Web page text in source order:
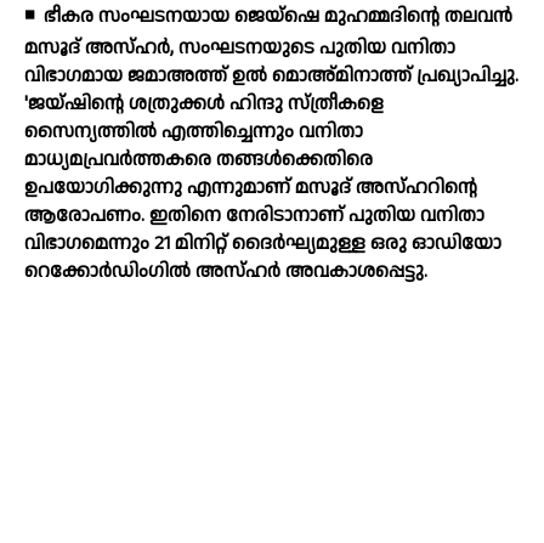
◾ ഭീകര സംഘടനയായ ജെയ്ഷെ മുഹമ്മദിന്റെ തലവന്‍
മസൂദ് അസ്ഹര്‍, സംഘടനയുടെ പുതിയ വനിതാ
വിഭാഗമായ ജമാഅത്ത് ഉല്‍ മൊഅ്മിനാത്ത് പ്രഖ്യാപിച്ചു.
'ജയ്ഷിന്റെ ശത്രുക്കള്‍ ഹിന്ദു സ്ത്രീകളെ
സൈന്യത്തില്‍ എത്തിച്ചെന്നും വനിതാ
മാധ്യമപ്രവര്‍ത്തകരെ തങ്ങള്‍ക്കെതിരെ
ഉപയോഗിക്കുന്നു എന്നുമാണ് മസൂദ് അസ്ഹറിന്റെ
ആരോപണം. ഇതിനെ നേരിടാനാണ് പുതിയ വനിതാ
വിഭാഗമെന്നും 21 മിനിറ്റ് ദൈര്‍ഘ്യമുള്ള ഒരു ഓഡിയോ
റെക്കോര്‍ഡിംഗില്‍ അസ്ഹര്‍ അവകാശപ്പെട്ടു.